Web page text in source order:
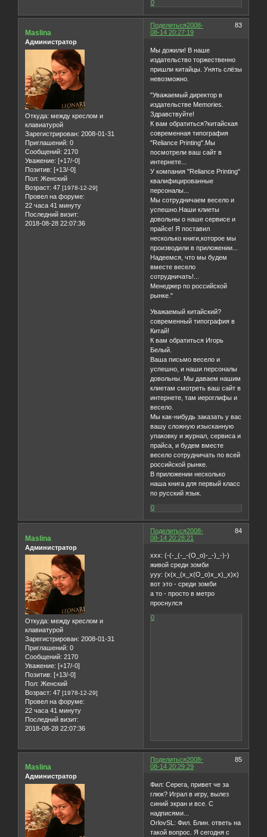
0
Поделиться 83
2008-
08-14 20:27:19
Maslina
Администратор
Откуда: между креслом и
клавиатурой
Зарегистрирован: 2008-01-31
Приглашений: 0
Сообщений: 2170
Уважение: [+17/-0]
Позитив: [+13/-0]
Пол: Женский
Возраст: 47 [1978-12-29]
Провел на форуме:
22 часа 41 минуту
Последний визит:
2018-08-28 22:07:36
Мы дожили! В наше
издательство торжественно
пришли китайцы. Унять слёзы
невозможно.
"Уважаемый директор в
издательстве Memories.
Здравствуйте!
К вам обратиться?китайская
современная типография
"Reliance Printing".Мы
посмотрели ваш сайт в
интернете...
У компания "Reliance Printing"
квалифицированные
персоналы...
Мы сотрудничаем весело и
успешно.Наши клиеты
довольны о наше сервисе и
прайсе! Я поставил
несколько книги,которое мы
производили в приложении...
Надеемся, что мы будем
вместе весело
сотрудничать!...
Менеджер по российской
рынке."
Уважаемый китайский?
современный типография в
Китай!
К вам обратиться Игорь
Белый.
Ваша письмо весело и
успешно, и наши персоналы
довольны. Мы даваем нашим
клиетам смотреть ваш сайт в
интернете, там иероглифы и
весело.
Мы как-нибудь заказать у вас
вашу сложную изысканную
упаковку и журнал, сервиса и
прайса, и будем вместе
весело сотрудничать по всей
российской рынке.
В приложении несколько
наша книга для первый класс
по русский язык.
0
Поделиться 84
2008-
08-14 20:28:21
Maslina
Администратор
Откуда: между креслом и
клавиатурой
Зарегистрирован: 2008-01-31
Приглашений: 0
Сообщений: 2170
Уважение: [+17/-0]
Позитив: [+13/-0]
Пол: Женский
Возраст: 47 [1978-12-29]
Провел на форуме:
22 часа 41 минуту
Последний визит:
2018-08-28 22:07:36
xxx: (-(-_(-_-(О_о)-_-)_-)-)
живой среди зомби
yyy: (x(x_(x_x(О_о)x_x)_x)x)
вот это - среди зомби
а то - просто в метро
проснулся
0
Поделиться 85
2008-
08-14 20:29:29
Maslina
Администратор
Фил: Серега, привет че за
глюк? Играл в игру, вылез
синий экран и все. С
надписями...
OrlovSL: Фил. Блин. ответь на
такой вопрос. Я сегодня с